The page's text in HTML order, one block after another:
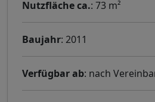
Nutzfläche ca.: 73 m²
Baujahr: 2011
Verfügbar ab: nach